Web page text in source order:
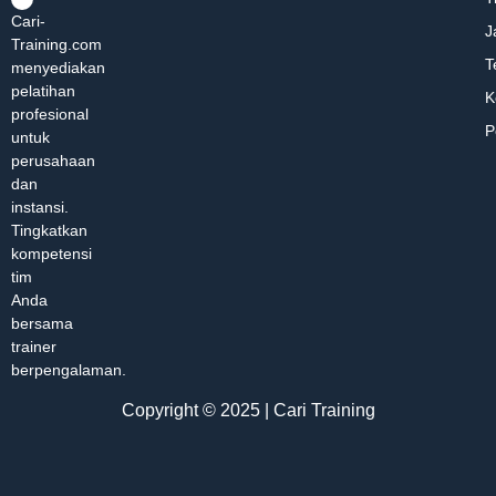
Cari-
Training.com
menyediakan
pelatihan
profesional
untuk
perusahaan
dan
instansi.
Tingkatkan
kompetensi
tim
Anda
bersama
trainer
berpengalaman.
Copyright © 2025 | Cari Training